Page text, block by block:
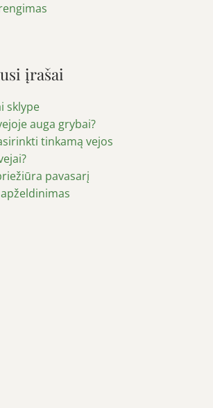
įrašai
sklype
auga grybai?
tinkamą vejos
pavasarį